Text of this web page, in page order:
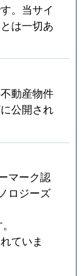
。当サイ
は一切あ
動産物件
公開され
マーク認
ロジーズ
ていま